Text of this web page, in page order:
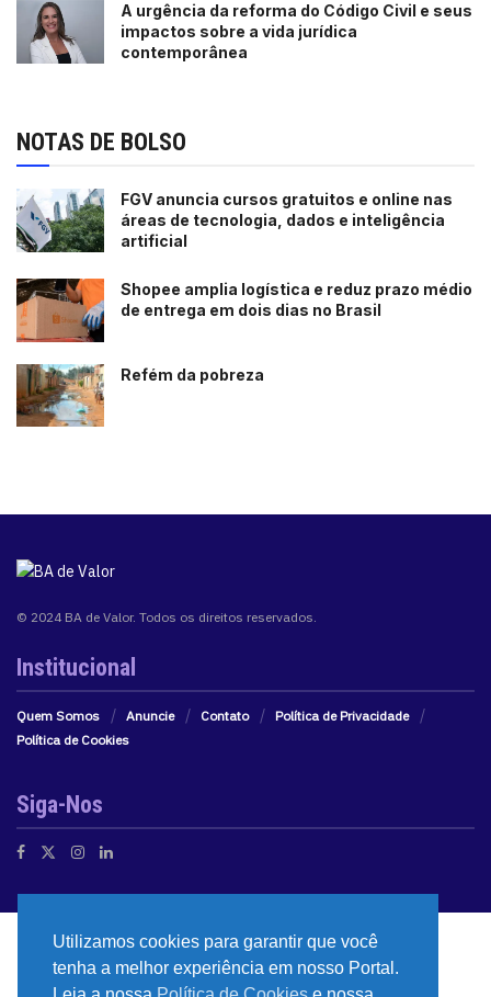
A urgência da reforma do Código Civil e seus
impactos sobre a vida jurídica
contemporânea
NOTAS DE BOLSO
FGV anuncia cursos gratuitos e online nas
áreas de tecnologia, dados e inteligência
artificial
Shopee amplia logística e reduz prazo médio
de entrega em dois dias no Brasil
Refém da pobreza
© 2024 BA de Valor. Todos os direitos reservados.
Institucional
Quem Somos Anuncie Contato
Política de Privacidade
Política de Cookies
Siga-Nos
Utilizamos cookies para garantir que você
tenha a melhor experiência em nosso Portal.